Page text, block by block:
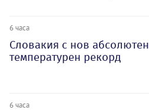
6 часа
Словакия с нов абсолютен
температурен рекорд
6 часа